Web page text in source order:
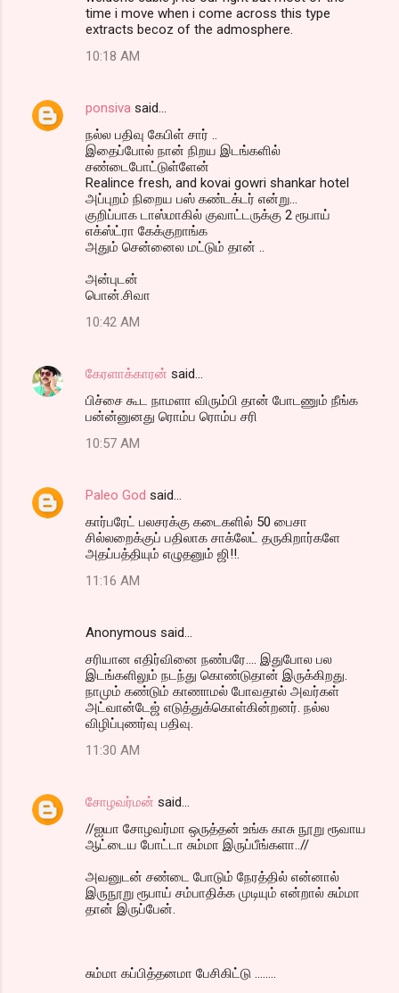
time i move when i come across this type
extracts becoz of the admosphere.
10:18 AM
ponsiva said…
நல்ல பதிவு கேபிள் சார் ..
இதைப்போல் நான் நிறய இடங்களில்
சண்டைபோட்டுள்ளேன்
Realince fresh, and kovai gowri shankar hotel
அப்புறம் நிறைய பஸ் கண்டக்டர் என்று...
குறிப்பாக டாஸ்மாகில் குவாட்டருக்கு 2 ரூபாய்
எக்ஸ்ட்ரா கேக்குறாங்க
அதும் சென்னைல மட்டும் தான் ..
அன்புடன்
பொன்.சிவா
10:42 AM
கேரளாக்காரன் said…
பிச்சை கூட நாமளா விரும்பி தான் போடணும் நீங்க
பன்ன்னுனது ரொம்ப ரொம்ப சரி
10:57 AM
Paleo God said…
கார்பரேட் பலசரக்கு கடைகளில் 50 பைசா
சில்லறைக்குப் பதிலாக சாக்லேட் தருகிறார்களே
அதப்பத்தியும் எழுதனும் ஜி!!.
11:16 AM
Anonymous said…
சரியான எதிர்வினை நண்பரே.... இதுபோல பல
இடங்களிலும் நடந்து கொண்டுதான் இருக்கிறது.
நாமும் கண்டும் காணாமல் போவதால் அவர்கள்
அட்வான்டேஜ் எடுத்துக்கொள்கின்றனர். நல்ல
விழிப்புணர்வு பதிவு.
11:30 AM
சோழவர்மன் said…
//ஐயா சோழவர்மா ஒருத்தன் உங்க காசு நூறு ரூவாய
ஆட்டைய போட்டா சும்மா இருப்பீங்களா..//
அவனுடன் சண்டை போடும் நேரத்தில் என்னால்
இருநூறு ரூபாய் சம்பாதிக்க முடியும் என்றால் சும்மா
தான் இருப்பேன்.
சும்மா கப்பித்தனமா பேசிகிட்டு ........